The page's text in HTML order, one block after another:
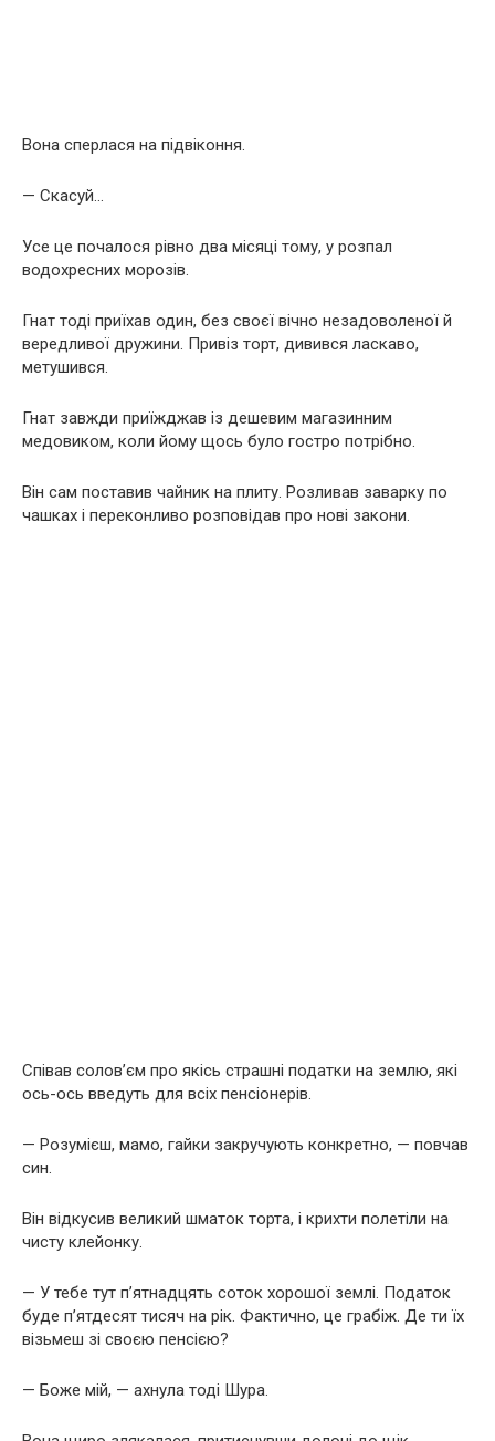
Вона сперлася на підвіконня.
— Скасуй…
Усе це почалося рівно два місяці тому, у розпал
водохресних морозів.
Гнат тоді приїхав один, без своєї вічно незадоволеної й
вередливої дружини. Привіз торт, дивився ласкаво,
метушився.
Гнат завжди приїжджав із дешевим магазинним
медовиком, коли йому щось було гостро потрібно.
Він сам поставив чайник на плиту. Розливав заварку по
чашках і переконливо розповідав про нові закони.
Співав солов’єм про якісь страшні податки на землю, які
ось-ось введуть для всіх пенсіонерів.
— Розумієш, мамо, гайки закручують конкретно, — повчав
син.
Він відкусив великий шматок торта, і крихти полетіли на
чисту клейонку.
— У тебе тут п’ятнадцять соток хорошої землі. Податок
буде п’ятдесят тисяч на рік. Фактично, це грабіж. Де ти їх
візьмеш зі своєю пенсією?
— Боже мій, — ахнула тоді Шура.